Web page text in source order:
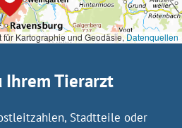
für Kartographie und Geodäsie,Datenquellen
Ihrem Tierarzt
Stadtteile oder